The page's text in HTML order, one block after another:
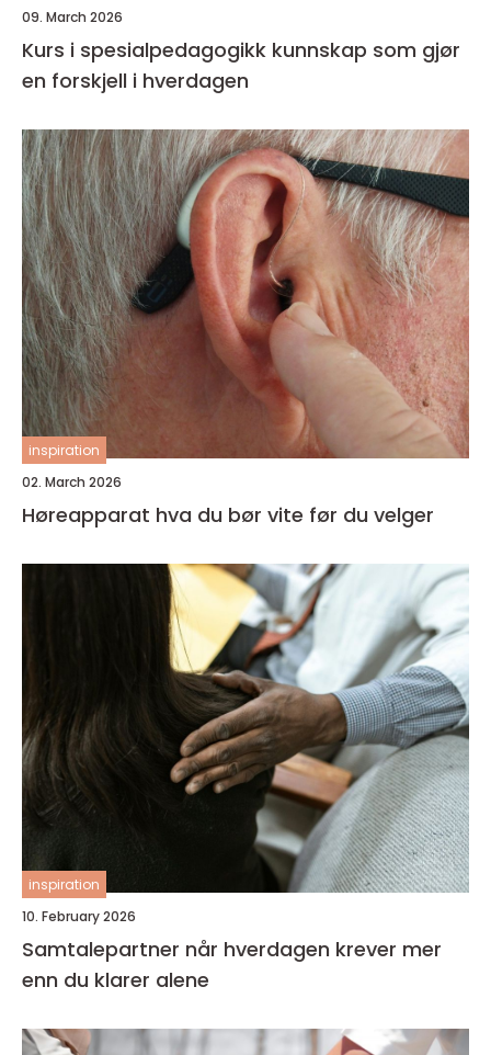
09. March 2026
Kurs i spesialpedagogikk kunnskap som gjør
en forskjell i hverdagen
inspiration
02. March 2026
Høreapparat hva du bør vite før du velger
inspiration
10. February 2026
Samtalepartner når hverdagen krever mer
enn du klarer alene